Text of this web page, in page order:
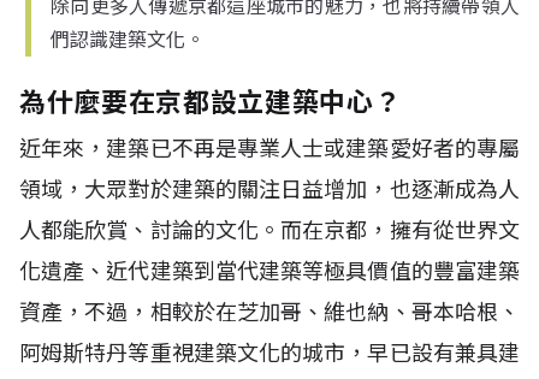
除向更多人傳遞京都這座城市的魅力，也將持續帶領人
們認識建築文化。
為什麼要在京都設立建築中心？
近年來，建築已不再是專業人士或建築愛好者的專屬
領域，大眾對於建築的關注日益增加，也逐漸成為人
人都能欣賞、討論的文化。而在京都，擁有從世界文
化遺產、近代建築到當代建築等極具價值的豐富建築
資產，不過，相較於在芝加哥、維也納、哥本哈根、
阿姆斯特丹等重視建築文化的城市，早已設有兼具建